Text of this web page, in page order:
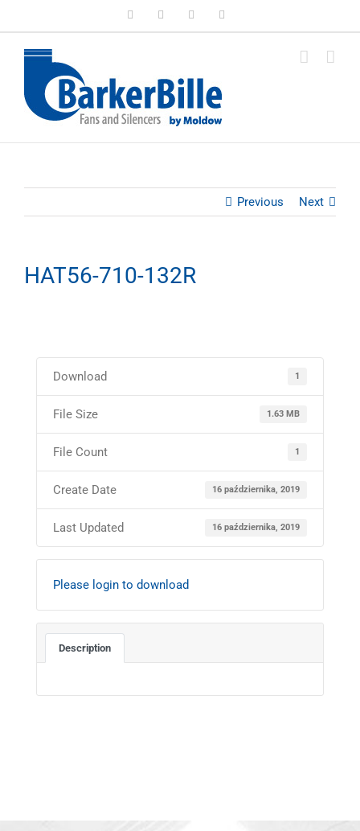
LinkedInFacebookInstagram
Previous Next
HAT56-710-132R
Download 1
File Size 1.63 MB
File Count 1
Create Date 16 października, 2019
Last Updated 16 października, 2019
Please login to download
Description